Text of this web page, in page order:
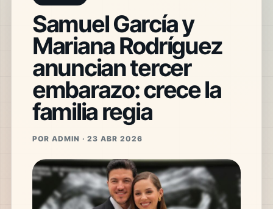
Samuel García y
Mariana Rodríguez
anuncian tercer
embarazo: crece la
familia regia
POR ADMIN · 23 ABR 2026